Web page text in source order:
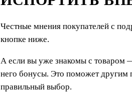
Честные мнения покупателей с
кнопке ниже.
А если вы уже знакомы с товаром
него бонусы. Это поможет другим
правильный выбор.